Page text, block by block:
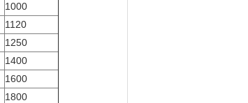
1000
1120
1250
1400
1600
1800